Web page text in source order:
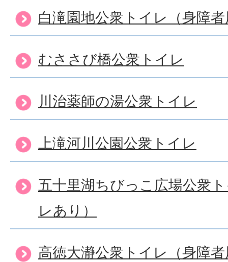
白滝園地公衆トイレ（身障
むささび橋公衆トイレ
川治薬師の湯公衆トイレ
上滝河川公園公衆トイレ
五十里湖ちびっこ広場公衆
レあり）
高徳大瀞公衆トイレ（身障